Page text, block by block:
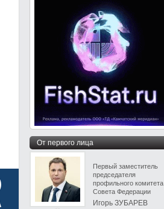
От первого лица
Первый заместитель
председателя
профильного комитета
Совета Федерации
Игорь ЗУБАРЕВ